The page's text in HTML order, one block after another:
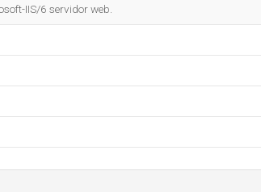
IIS/6 servidor web.